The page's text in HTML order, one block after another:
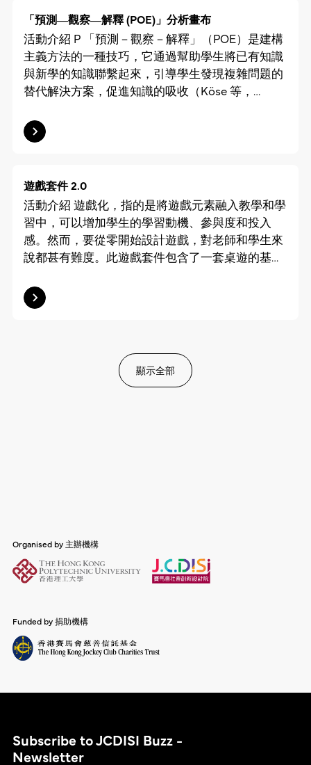
與政策的提問。 本文集中討論的行動項目選址
—— 前聖公會赤柱小學是香港多個閑置校舍之
一。由於位置赤柱中心地段，徒步即可到達兩個巴
士總站，多個機構曾經嘗試將空置校舍活化作社區
用途。然而，多片相鄰斜坡互不統屬的維修責任，
用性和建築工程的物料運送，增加了非政府組織就
短期用途為建築物大舉翻新的難度。儘管如此，校
因其校舍機構穩固，只應少量翻新及升級設施工程
即可完成改建。 構想 「過渡性社會房屋」牽涉社
會各界持份者，包括當區現有居民、負責營運的非
政府組織，甚至建築商。於是J.C.DISI以參與式社會
創新方法，招募跨界別人士參與社創研討會，與共
創團隊探索如何在有著不同實體環境及社會環境的
選址之上，提供過渡性社會房屋。此外，公開的持
份者咨詢也是重要一環。 項目團隊羅列出不同持
重用，若改動地面低層的佈局以創造展覽、表演和
互動空間會對社區將更為有利，但可能會增加管理
的營運成本，需要就天台的承載能力和可行性進行
會有錯誤理解圖示的情況，例如將「圖片」圖示誤
認為是小屋。此外如果按鈕會隨頁面不同而變動位
置，長者亦難以適應，他們更傾向於不論頁面訊息
如何，按鈕的拉置都固定不變，即較固定的版面設
計，才更符合年長人士使用習慣。 項目碰巧在疫情
時期開始，團隊收集長者與數碼素養（Digital
Literacy）相關的意見後，發現他們熟悉部分手機
應用程式，包括WhatsApp及「安心出行」，所以
精簡，又在圖示下方輔以文字解釋，方便長者理解
和使用服務。 實行 當項目團隊收集使用者對應用
程式的需求後，並連同軟件製作公司製作原型，模
擬整個應用程式的使用流程，以便長者和義工體驗
和試用。這個過程中，項目團隊透過與不同組別的
地定義需求，這將會影響應用程式的功能設計。 在
原型中，其中一項服務是義工上門到長者家中煲
中，收到長者求助後會直接顯示長者的居家地址，
可能涉及私隱問題。在改良版本中，義工收到長者
主動洽訪，希望能透過類似走訪社區製作地圖的方
式，協助其團體家庭的兒童和青少年更好地了解自
己身處的社區、建立在地共感，培養觀察力。更重
要的是，讓安置的據點成為有地方生活感的
「家」。 構想 由於項目對象和目標明確，團隊從
一開始就確立了通過製作家屋地圖作為媒介，讓兒
圖方面，團隊決定採取導覽的方式，帶領參加項目
的兒少走訪台中舊城的地標，例如歷史意涵豐富、
道、綠川、台中火車站等等。在團隊的構思下，兒
童和青少年們能用相機從不同角度捕捉城市風貌，
並寫下對地方的感悟。 操作流程： 實行 在製作地
圖的過程中，團隊留意到兒童和青少年所寫下的東
西，未必是對這些地方客觀文化背景的感悟，反而
在「宮原眼科」寫下曾與朋友來到這裡遊玩並感到
快樂。同行的社工曾憂慮是否該加以糾正他們，但
少年自身的在地回憶，為他們建立更獨一無二的情
感地圖。 在製作地圖的過程中，團隊也意識到文字
書寫對部分青少年或會吃力，相較之下，肢體演
（A）和量詞（B） (5分鐘) 給學生看工作紙A，內
含多個主語。 給學生看詞彙卡B，內含多個量詞。
▸短語配對 (20分鐘) 讓學生依次隨機選擇（A）和
（B）中的詞彙（可以讓學生閉上眼睛隨機在工作
紙A上指一個詞語，然後從B組中選一個詞彙），記
下有可能的詞彙組合。目標是產生盡可能多的組
彙的情境，並用它來創作句子或故事。鼓勵他們從
「預測―觀察―解釋 (POE)」分析畫布
活動介紹 P 「預測－觀察－解釋」（POE）是建構
主義方法的一種技巧，它通過幫助學生將已有知識
與新學的知識聯繫起來，引導學生發現複雜問題的
替代解決方案，促進知識的吸收（Köse 等，
運用科學研究方法來設計問題的解決方案（Calis &
Yildirim，2020）。 在預測階段，讓學生對特定主
段，請學生觀察與他們預測相關的事件。他們可以
通過訪問使用者、進行實地觀察，或進行問卷調查
來收集數據。 在解釋階段，讓學生比較他們的預測
與觀察結果，並展開調查以解釋兩者之間的差異和
相似之處，從而消除任何的矛盾之處。 活動目的
有時，學生可能對某些主題，例如一些社會現象，
導學生透過科學研究方法準確地看待問題並提出解
渡期間。 活動內容 POE的應用步驟 開發社創項目
時，在進行觀察、訪問使用者、實地考察之前，向
學生介紹「預測－觀察－解釋」（POE）此方法。
生討論和分析該現象的背景因素，並進行必要的研
究以支持他們的解釋，找出根本原因。 參考文獻
Calis, D.,…
遊戲套件 2.0
活動介紹 遊戲化，指的是將遊戲元素融入教學和學
習中，可以增加學生的學習動機、參與度和投入
感。然而，要從零開始設計遊戲，對老師和學生來
說都甚有難度。此遊戲套件包含了一套桌遊的基本
生通過系統化、循序漸進的方式來設計自己的遊
戲。 活動目的 有評論認為，與其在遊戲中學習，
想遊戲世界的樣子，為遊戲建立規則，學生能更深
刻理解及掌握知識，因為在製作過程中，他們需將
顯示全部
Organised by 主辦機構
Funded by 捐助機構
Subscribe to JCDISI Buzz -
Newsletter